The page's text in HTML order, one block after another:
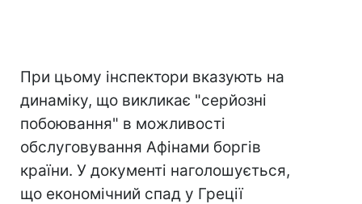
При цьому інспектори вказують на
динаміку, що викликає "серйозні
побоювання" в можливості
обслуговування Афінами боргів
країни. У документі наголошується,
що економічний спад у Греції